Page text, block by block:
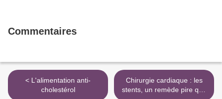
Commentaires
< L'alimentation anti-
cholestérol
Chirurgie cardiaque : les
stents, un remède pire que